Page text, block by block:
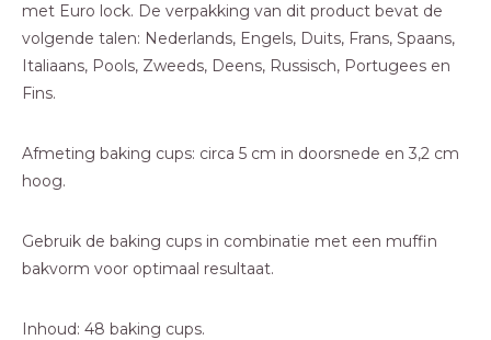
met Euro lock. De verpakking van dit product bevat de
volgende talen: Nederlands, Engels, Duits, Frans, Spaans,
Italiaans, Pools, Zweeds, Deens, Russisch, Portugees en
Fins.
Afmeting baking cups: circa 5 cm in doorsnede en 3,2 cm
hoog.
Gebruik de baking cups in combinatie met een muffin
bakvorm voor optimaal resultaat.
Inhoud: 48 baking cups.